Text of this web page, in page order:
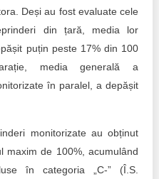
Deși au fost evaluate cele
din țară, media lor
puțin peste 17% din 100
media generală a
în paralel, a depășit
monitorizate au obținut
maxim de 100%, acumulând
în categoria „C-” (Î.S.